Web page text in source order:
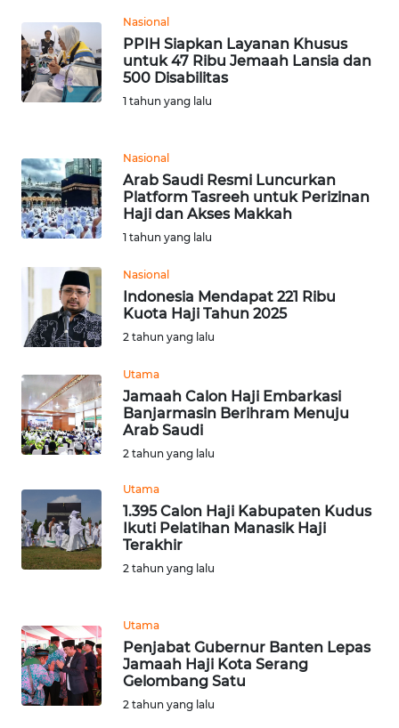
Nasional
PPIH Siapkan Layanan Khusus
untuk 47 Ribu Jemaah Lansia dan
500 Disabilitas
1 tahun yang lalu
Nasional
Arab Saudi Resmi Luncurkan
Platform Tasreeh untuk Perizinan
Haji dan Akses Makkah
1 tahun yang lalu
Nasional
Indonesia Mendapat 221 Ribu
Kuota Haji Tahun 2025
2 tahun yang lalu
Utama
Jamaah Calon Haji Embarkasi
Banjarmasin Berihram Menuju
Arab Saudi
2 tahun yang lalu
Utama
1.395 Calon Haji Kabupaten Kudus
Ikuti Pelatihan Manasik Haji
Terakhir
2 tahun yang lalu
Utama
Penjabat Gubernur Banten Lepas
Jamaah Haji Kota Serang
Gelombang Satu
2 tahun yang lalu
OLAHRAGA
OPINI
Informasi
INDEKS
BERITA
KONTAK
KAMI
INFO
TENTANG
KAMI
MEDIA
SIBER
REDAKSI
DISCLAIMER
Wahana